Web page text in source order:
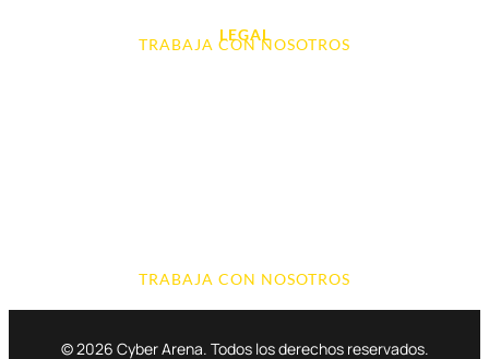
LEGAL
TRABAJA CON NOSOTROS
TRABAJA CON NOSOTROS
© 2026 Cyber Arena. Todos los derechos reservados.